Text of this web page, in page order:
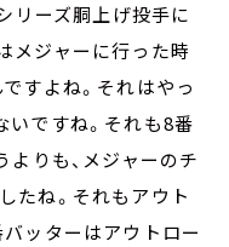
リーズ胴上げ投手に
メジャーに行った時
すよね。それはやっ
いですね。それも8番
よりも、メジャーのチ
たね。それもアウト
ッターはアウトロー